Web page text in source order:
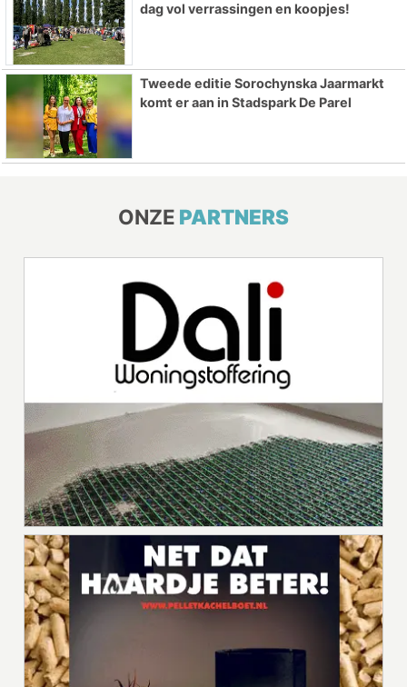
dag vol verrassingen en koopjes!
Tweede editie Sorochynska Jaarmarkt
komt er aan in Stadspark De Parel
ONZE PARTNERS